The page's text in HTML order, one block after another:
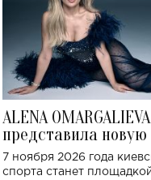
ALENA OMARGALIEVA
представила
большого концерта
спорта
7 ноября 2026 года
спорта станет